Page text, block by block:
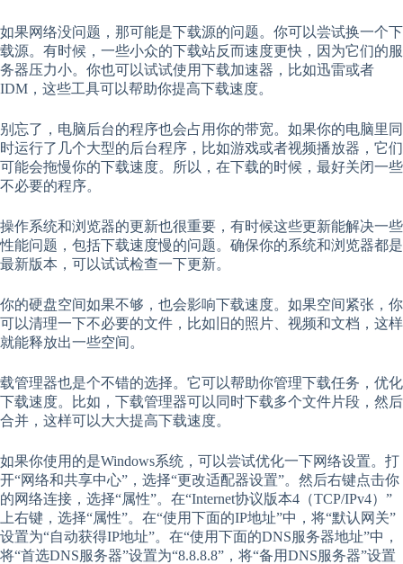
如果网络没问题，那可能是下载源的问题。你可以尝试换一个下
载源。有时候，一些小众的下载站反而速度更快，因为它们的服
务器压力小。你也可以试试使用下载加速器，比如迅雷或者
IDM，这些工具可以帮助你提高下载速度。
别忘了，电脑后台的程序也会占用你的带宽。如果你的电脑里同
时运行了几个大型的后台程序，比如游戏或者视频播放器，它们
可能会拖慢你的下载速度。所以，在下载的时候，最好关闭一些
不必要的程序。
操作系统和浏览器的更新也很重要，有时候这些更新能解决一些
性能问题，包括下载速度慢的问题。确保你的系统和浏览器都是
最新版本，可以试试检查一下更新。
你的硬盘空间如果不够，也会影响下载速度。如果空间紧张，你
可以清理一下不必要的文件，比如旧的照片、视频和文档，这样
就能释放出一些空间。
载管理器也是个不错的选择。它可以帮助你管理下载任务，优化
下载速度。比如，下载管理器可以同时下载多个文件片段，然后
合并，这样可以大大提高下载速度。
如果你使用的是Windows系统，可以尝试优化一下网络设置。打
开“网络和共享中心”，选择“更改适配器设置”。然后右键点击你
的网络连接，选择“属性”。在“Internet协议版本4（TCP/IPv4）”
上右键，选择“属性”。在“使用下面的IP地址”中，将“默认网关”
设置为“自动获得IP地址”。在“使用下面的DNS服务器地址”中，
将“首选DNS服务器”设置为“8.8.8.8”，将“备用DNS服务器”设置